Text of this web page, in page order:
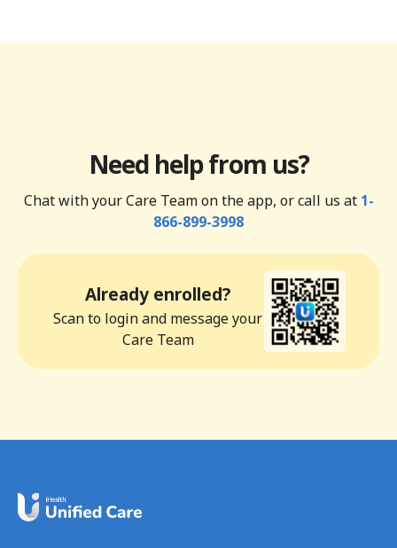
Need help from us?
Chat with your Care Team on the app, or call us at 1-
866-899-3998
Already enrolled?
Scan to login and message your
Care Team